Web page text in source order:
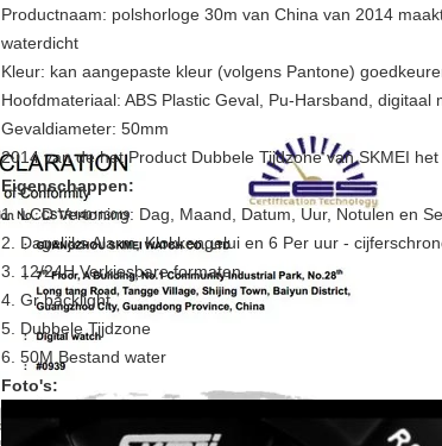
Productnaam: polshorloge 30m van China van 2014
waterdicht
Kleur: kan aangepaste kleur (volgens Pantone)
Hoofdmateriaal: ABS Plastic Geval, Pu-Harsband,
Gevaldiameter: 50mm
2014 van de het Product Dubbele Tijdzone van SKMEI
Eigenschappen:
1. LCD Vertoning: Dag, Maand, Datum, Uur, Notulen en
2. Dagelijks Alarm, Klokkengelui en 6 Per uur -
3. 12/24H Verkiesbare formaten
4. Gr backlight
5. Dubbele Tijdzone
6. 50M Bestand water
Foto's: